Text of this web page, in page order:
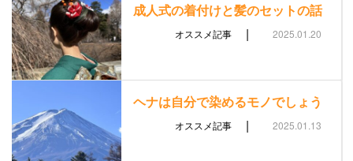
成人式の着付けと髪のセットの話
オススメ記事 | 2025.01.20
ヘナは自分で染めるモノでしょう
オススメ記事 | 2025.01.13